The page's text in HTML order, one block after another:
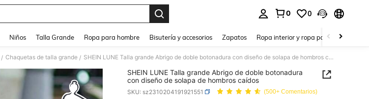
0 0
Niños Talla Grande Ropa para hombre Bisutería y accesorios Zapatos Ropa interior y ropa para dormir
/ Chaquetas de talla grande / SHEIN LUNE Talla grande Abrigo de doble botonadura con diseño de solapa de hombros caídos
SHEIN LUNE Talla grande Abrigo de doble botonadura
con diseño de solapa de hombros caídos
SKU: sz2310204191921551 (500+ Comentarios)